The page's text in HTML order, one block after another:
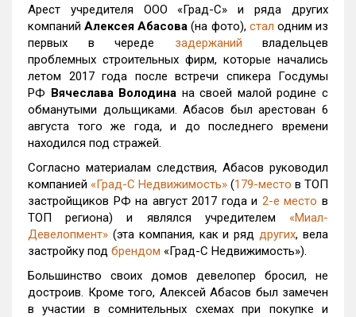
Арест учредителя ООО «Град-С» и ряда других
компанийАлексея Абасова (на фото), стал одним из
первых в череде задержаний владельцев
проблемных строительных фирм, которые начались
летом 2017 года после встречи спикера Госдумы
РФ Вячеслава Володина на своей малой родине с
обманутыми дольщиками. Абасов был арестован 6
августа того же года, и до последнего времени
находился под стражей.
Согласно материалам следствия, Абасов руководил
компанией «Град-С Недвижимость» (179-место в ТОП
застройщиков РФ на август 2017 года и 2-е место в
ТОП региона) и являлся учредителем «Миал-
Девелопмент» (эта компания, как и ряддругих, вела
застройку под брендом «Град-С Недвижимость»).
Большинство своих домов девелопер бросил, не
достроив. Кроме того, Алексей Абасов был замечен
в участии в сомнительных схемах при покупке и